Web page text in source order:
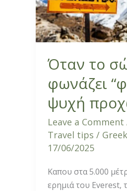
Όταν το
φωνάζει
ψυχή
Leave a Comment
Travel tips /
17/06/2025
Καπου στα 5.000
ερημιά του
προχωρά